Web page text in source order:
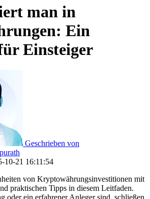
man in
Ein
Einsteiger
Geschrieben von
10-21 16:11:54
von Kryptowährungsinvestitionen mit
praktischen Tipps in diesem Leitfaden.
oder ein erfahrener Anleger sind, schließen